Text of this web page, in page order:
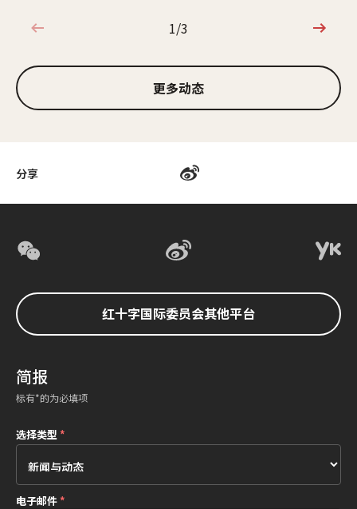
分享
1/3
1/3
更多动态
红十字国际委员会其他平台
简报
标有*的为必填项
选择类型*
电子邮件*